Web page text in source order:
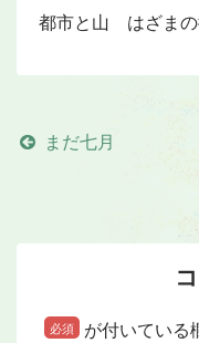
都市と山 はざま
まだ七月
必須
が付いている